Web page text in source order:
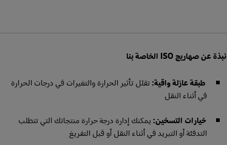
نبذة عن صهاريج ISO الخاصة بنا
طبقة عازلة واقية:تقلل تأثير الحرارة والتغيرات في درجات الحرارة
في أثناء النقل
خيارات التسخين: يمكنك إدارة درجة حرارة منتجاتك التي تتطلب
التدفئة أو التبريد في أثناء النقل أو قبل التفريغ